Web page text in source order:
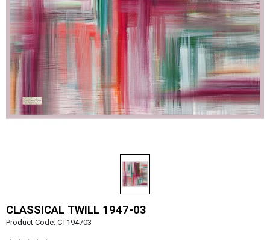
CLASSICAL TWILL 1947-03
Product Code: CT194703